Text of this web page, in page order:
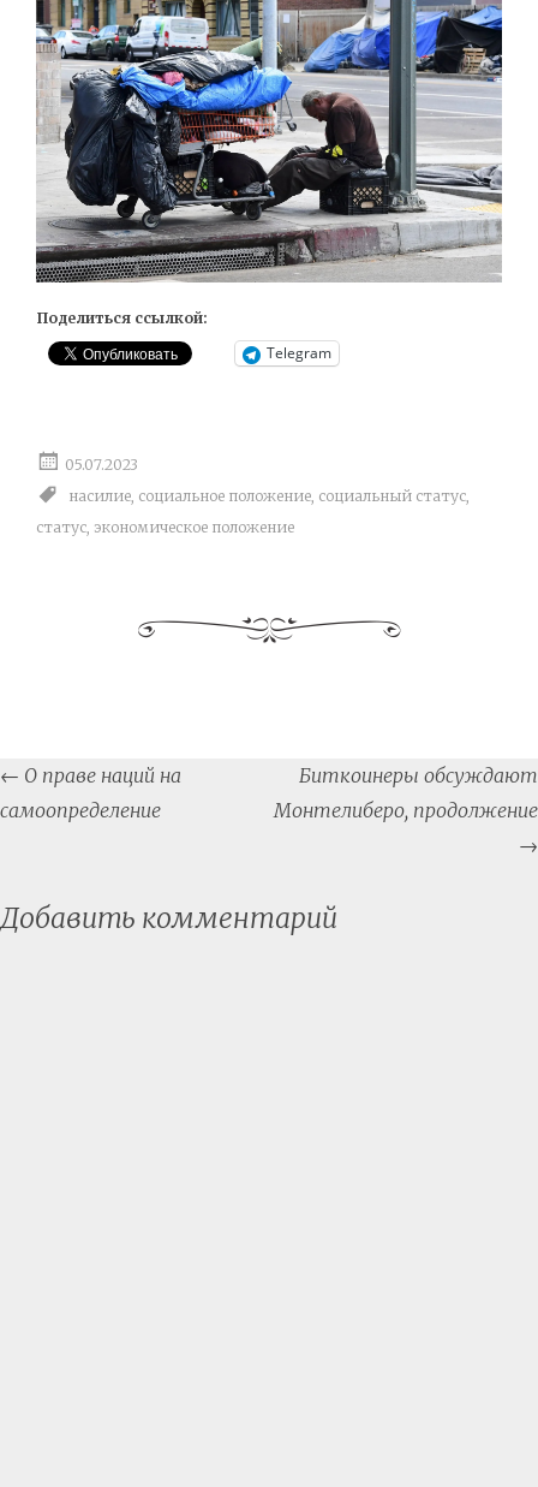
Поделиться ссылкой:
Telegram
05.07.2023
насилие, социальное положение, социальный статус,
статус, экономическое положение
Post
navigation
← О праве наций на
самоопределение
Биткоинеры обсуждают
Монтелиберо, продолжение
→
Добавить комментарий